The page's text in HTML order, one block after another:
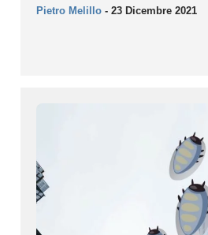
Pietro Melillo- 23 Dicembre 2021